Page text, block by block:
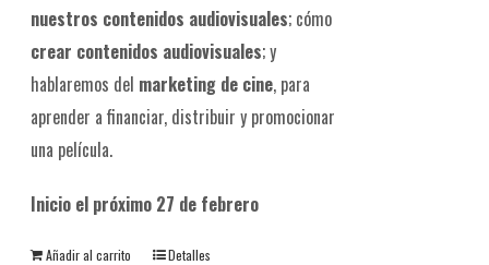
nuestros contenidos audiovisuales; cómo
crear contenidos audiovisuales; y
hablaremos del marketing de cine, para
aprender a financiar, distribuir y promocionar
una película.
Inicio el próximo 27 de febrero
Añadir al carrito Detalles